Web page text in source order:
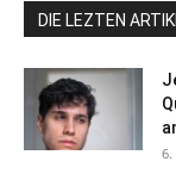
DIE LEZTEN
6.